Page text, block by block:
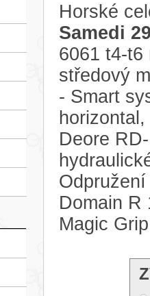
Horské
Samedi
6061 t4-t6
středový
- Smart
Deore
Domain R
Magic